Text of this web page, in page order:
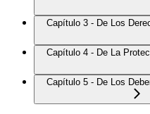
Capítulo 3 - De Los
Capítulo 4 - De La
Capítulo 5 - De Los